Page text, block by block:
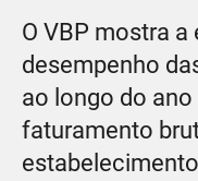
O VBP mostra
desempenho
ao longo do
faturamento